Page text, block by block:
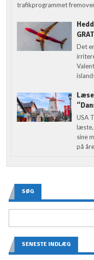
trafikprogrammet
Det
USA
læste,
sine
på
SØG
SENESTE INDLÆG